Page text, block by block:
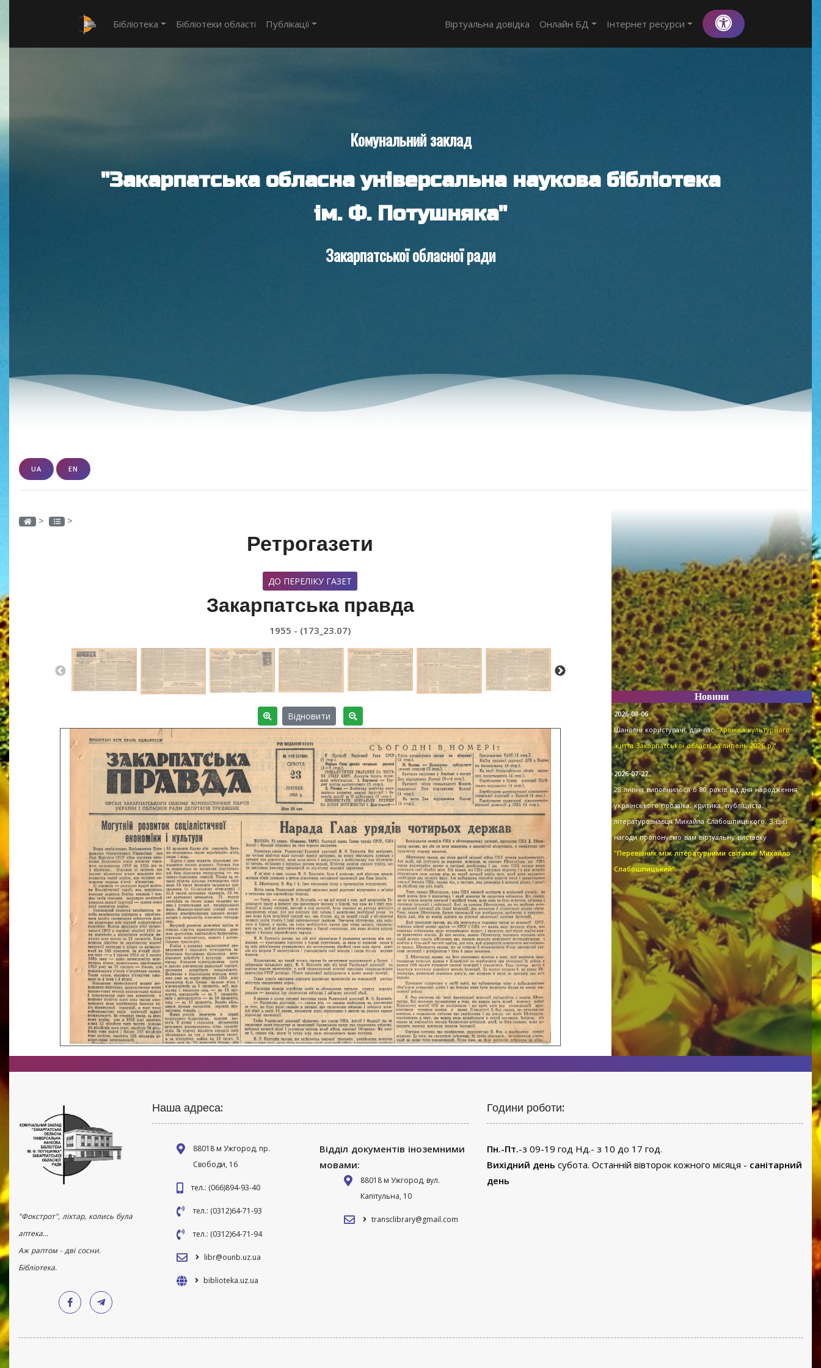
Бібліотека Бібліотеки області Публікації Віртуальна довідка Онлайн БД Інтернет ресурси
Комунальний заклад
"Закарпатська обласна універсальна наукова бібліотека
ім. Ф. Потушняка"
Закарпатської обласної ради
UA EN
> >
Ретрогазети
ДО ПЕРЕЛІКУ ГАЗЕТ
Закарпатська правда
1955 - (173_23.07)
Відновити
Новини
2026-08-06
Шановні користувачі, для вас"Хроніка культурного
життя Закарпатської області за липень 2026 р.".
2026-07-27
28 липня виповнилося б 80 років від дня народження
українського прозаїка, критика, публіциста,
літературознавця Михайла Слабошпицького. З цієї
нагоди пропонуємо вам віртуальну виставку
"Перевізник між літературними світами: Михайло
Слабошпицький".
"Фокстрот", ліхтар, колись була
аптека...
Аж раптом - дві сосни.
Бібліотека.
Наша адреса:
88018 м Ужгород, пр.
Свободи, 16
тел.: (066)894-93-40
тел.: (0312)64-71-93
тел.: (0312)64-71-94
libr@ounb.uz.ua
biblioteka.uz.ua
Відділ документів іноземними
мовами:
88018 м Ужгород, вул.
Капітульна, 10
transclibrary@gmail.com
Години роботи:
Пн.-Пт.-з 09-19 год Нд.- з 10 до 17 год.
Вихідний день субота. Останній вівторок кожного місяця - санітарний
день